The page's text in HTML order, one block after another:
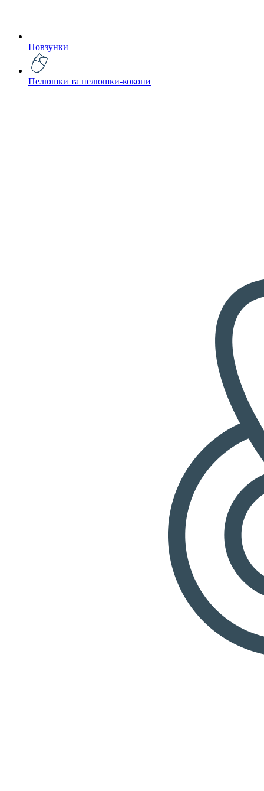
Повзунки
Пелюшки та пелюшки-кокони